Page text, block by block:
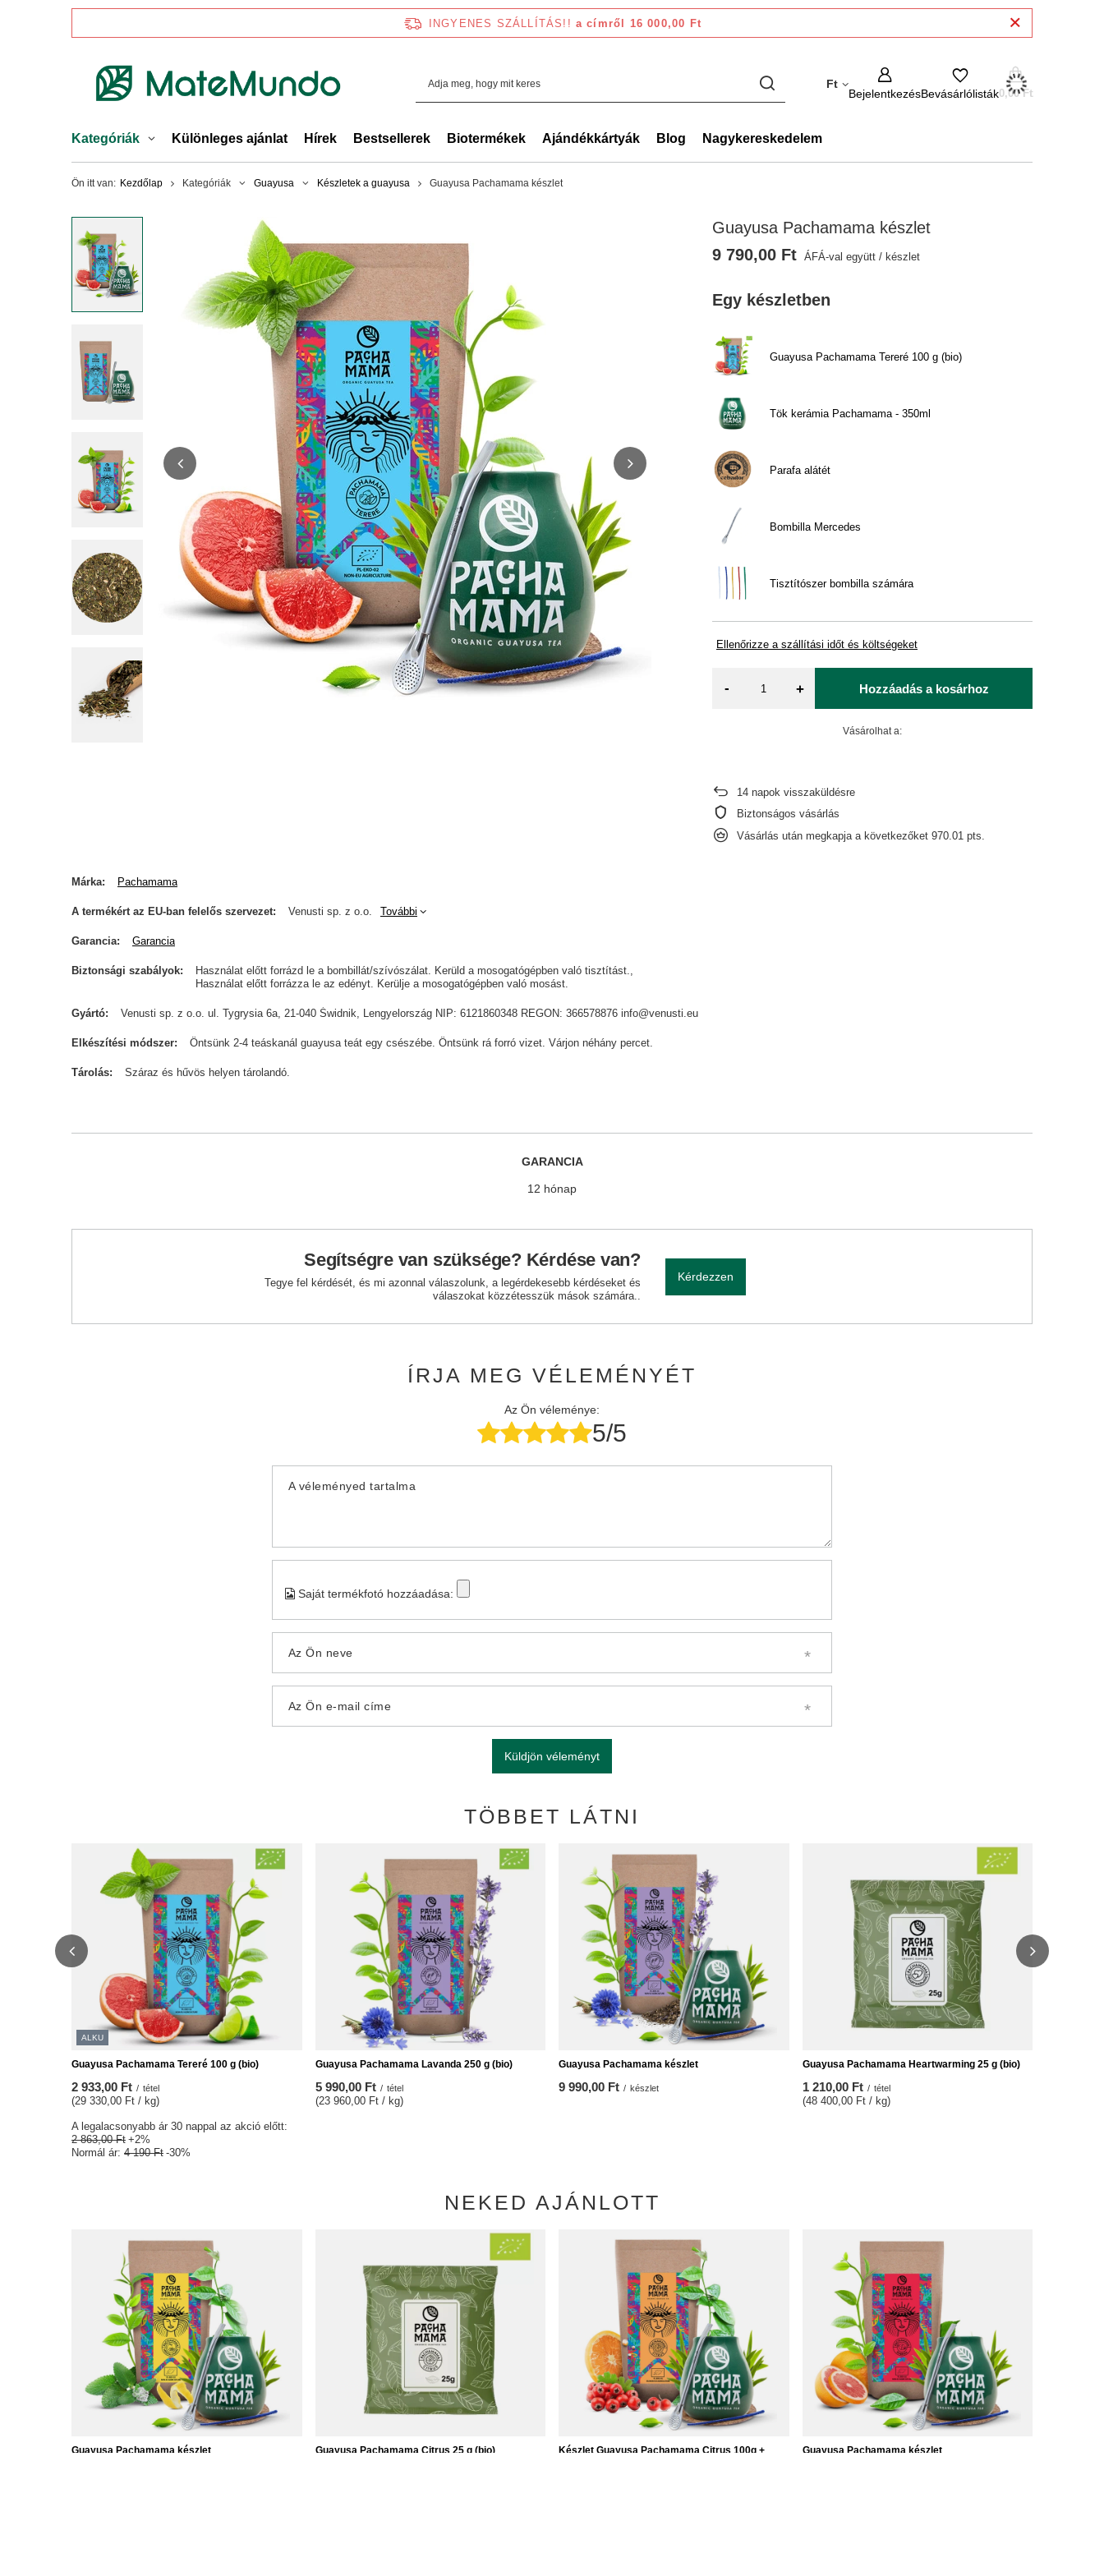
INGYENES SZÁLLÍTÁS!! a címről 16 000,00 Ft
Ft
BejelentkezésBevásárlólisták0,00 Ft
Kategóriák Különleges ajánlat Hírek Bestsellerek Biotermékek Ajándékkártyák Blog Nagykereskedelem
Ön itt van: Kezdőlap Kategóriák Guayusa Készletek a guayusa Guayusa Pachamama készlet
Guayusa Pachamama készlet
Egy készletben
Guayusa Pachamama Tereré 100 g (bio)
Tök kerámia Pachamama - 350ml
Parafa alátét
Bombilla Mercedes
Tisztítószer bombilla számára
Ellenőrizze a szállítási időt és költségeket
9 790,00 Ft ÁFÁ-val együtt / készlet
- + Hozzáadás a kosárhoz
Vásárolhat a:
14 napok visszaküldésre
Biztonságos vásárlás
Vásárlás után megkapja a következőket970.01 pts.
Márka Pachamama
A termékért az EU-ban felelős szervezet Venusti sp. z o.o. További
Garancia Garancia
Biztonsági szabályok
Használat előtt forrázd le a bombillát/szívószálat. Kerüld a mosogatógépben való tisztítást.
Használat előtt forrázza le az edényt. Kerülje a mosogatógépben való mosást.
Gyártó Venusti sp. z o.o. ul. Tygrysia 6a, 21-040 Świdnik, Lengyelország NIP: 6121860348 REGON: 366578876 info@venusti.eu
Elkészítési módszer Öntsünk 2-4 teáskanál guayusa teát egy csészébe. Öntsünk rá forró vizet. Várjon néhány percet.
Tárolás Száraz és hűvös helyen tárolandó.
GARANCIA
12 hónap
Segítségre van szüksége? Kérdése van?
Tegye fel kérdését, és mi azonnal válaszolunk, a legérdekesebb kérdéseket és
válaszokat közzétesszük mások számára..
Kérdezzen
ÍRJA MEG VÉLEMÉNYÉT
Az Ön véleménye:
5/5
A véleményed tartalma
Saját termékfotó hozzáadása:
Az Ön neve
Az Ön e-mail címe
Küldjön véleményt
TÖBBET LÁTNI
ALKU
Guayusa Pachamama Tereré 100 g (bio)
2 933,00 Ft / tétel
(29 330,00 Ft / kg)
A legalacsonyabb ár 30 nappal az akció előtt:
2 863,00 Ft +2%
Normál ár: 4 190 Ft -30%
Guayusa Pachamama Lavanda 250 g (bio)
5 990,00 Ft / tétel
(23 960,00 Ft / kg)
Guayusa Pachamama készlet
9 990,00 Ft / készlet
Guayusa Pachamama Heartwarming 25 g (bio)
1 210,00 Ft / tétel
(48 400,00 Ft / kg)
NEKED AJÁNLOTT
Guayusa Pachamama készlet Guayusa Pachamama Citrus 25 g (bio)
Készlet Guayusa Pachamama Citrus 100g +
Guayusa Pachamama készlet